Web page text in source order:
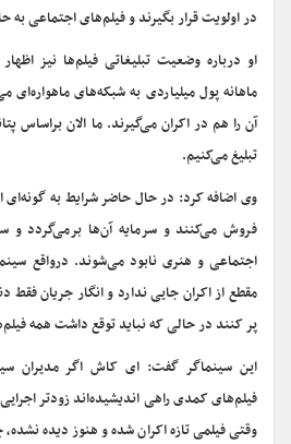
در اولویت قرار بگیرند و فیلم‌های اجتماعی به
او درباره وضعیت تبلیغاتی فیلم‌ها نیز
ماهانه پول میلیاردی به شبکه‌های
آن را هم در اکران می‌گیرند. ما الان براساس
تبلیغ می‌کنیم.
وی اضافه کرد: در حال حاضر شرایط به
فروش می‌کنند و سرمایه آن‌ها برمی‌گردد و
اجتماعی و هنری نابود می‌شوند. درواقع
مقطع از اکران جایی ندارد و انگار جریان
پر کنند در حالی که نباید توقع داشت همه
این سینماگر گفت: ای کاش اگر مدیران
فیلم‌های کمدی راهی اندیشیده‌اند زودتر
وقتی فیلمی تازه اکران شده و هنوز دیده